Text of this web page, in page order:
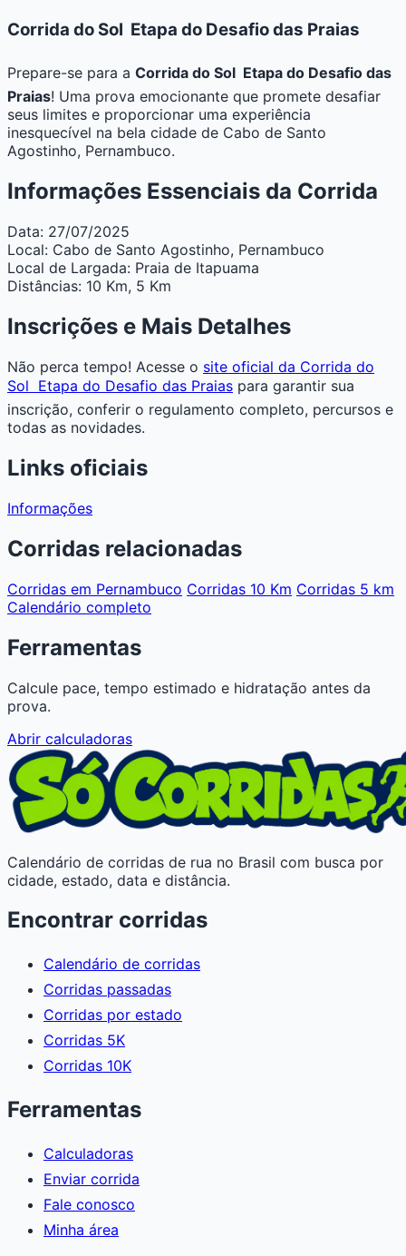
Corrida do Sol  Etapa do Desafio das Praias
Prepare-se para a Corrida do Sol  Etapa do Desafio das
Praias! Uma prova emocionante que promete desafiar
seus limites e proporcionar uma experiência
inesquecível na bela cidade de Cabo de Santo
Agostinho, Pernambuco.
Informações Essenciais da Corrida
Data: 27/07/2025
Local: Cabo de Santo Agostinho, Pernambuco
Local de Largada: Praia de Itapuama
Distâncias: 10 Km, 5 Km
Inscrições e Mais Detalhes
Não perca tempo! Acesse o site oficial da Corrida do
Sol  Etapa do Desafio das Praias para garantir sua
inscrição, conferir o regulamento completo, percursos e
todas as novidades.
Links oficiais
Informações
Corridas relacionadas
Corridas em Pernambuco Corridas 10 Km Corridas 5 km
Calendário completo
Ferramentas
Calcule pace, tempo estimado e hidratação antes da
prova.
Abrir calculadoras
Calendário de corridas de rua no Brasil com busca por
cidade, estado, data e distância.
Encontrar corridas
Calendário de corridas
Corridas passadas
Corridas por estado
Corridas 5K
Corridas 10K
Ferramentas
Calculadoras
Enviar corrida
Fale conosco
Minha área